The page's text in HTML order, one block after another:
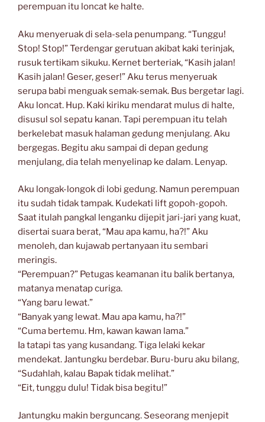
perempuan itu loncat ke halte.
Aku menyeruak di sela-sela penumpang. “Tunggu!
Stop! Stop!” Terdengar gerutuan akibat kaki terinjak,
rusuk tertikam sikuku. Kernet berteriak, “Kasih jalan!
Kasih jalan! Geser, geser!” Aku terus menyeruak
serupa babi menguak semak-semak. Bus bergetar lagi.
Aku loncat. Hup. Kaki kiriku mendarat mulus di halte,
disusul sol sepatu kanan. Tapi perempuan itu telah
berkelebat masuk halaman gedung menjulang. Aku
bergegas. Begitu aku sampai di depan gedung
menjulang, dia telah menyelinap ke dalam. Lenyap.
Aku longak-longok di lobi gedung. Namun perempuan
itu sudah tidak tampak. Kudekati lift gopoh-gopoh.
Saat itulah pangkal lenganku dijepit jari-jari yang kuat,
disertai suara berat, “Mau apa kamu, ha?!” Aku
menoleh, dan kujawab pertanyaan itu sembari
meringis.
“Perempuan?” Petugas keamanan itu balik bertanya,
matanya menatap curiga.
“Yang baru lewat.”
“Banyak yang lewat. Mau apa kamu, ha?!”
“Cuma bertemu. Hm, kawan kawan lama.”
Ia tatapi tas yang kusandang. Tiga lelaki kekar
mendekat. Jantungku berdebar. Buru-buru aku bilang,
“Sudahlah, kalau Bapak tidak melihat.”
“Eit, tunggu dulu! Tidak bisa begitu!”
Jantungku makin berguncang. Seseorang menjepit